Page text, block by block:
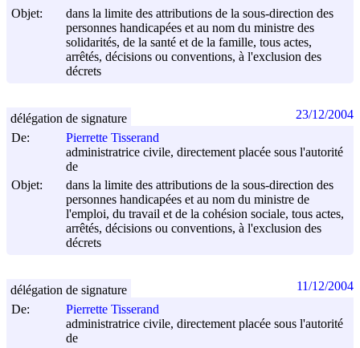
Objet:
dans la limite des attributions de la sous-direction des
personnes handicapées et au nom du ministre des
solidarités, de la santé et de la famille, tous actes,
arrêtés, décisions ou conventions, à l'exclusion des
décrets
De:
Pierrette Tisserand
administratrice civile, directement placée sous l'autorité
de
Objet:
dans la limite des attributions de la sous-direction des
personnes handicapées et au nom du ministre de
l'emploi, du travail et de la cohésion sociale, tous actes,
arrêtés, décisions ou conventions, à l'exclusion des
décrets
délégation de signature 23/12/2004
De:
Pierrette Tisserand
administratrice civile, directement placée sous l'autorité
de
délégation de signature 11/12/2004